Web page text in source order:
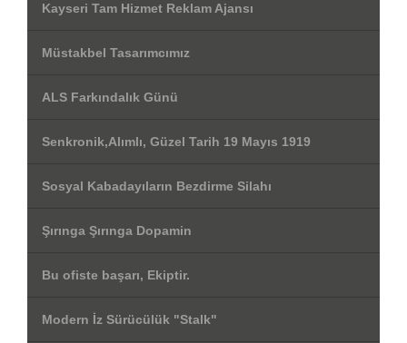
Kayseri Tam Hizmet Reklam Ajansı
Müstakbel Tasarımcımız
ALS Farkındalık Günü
Senkronik,Alımlı, Güzel Tarih 19 Mayıs 1919
Sosyal Kabadayıların Bezdirme Silahı
Şırınga Şırınga Dopamin
Bu ofiste başarı, Ekiptir.
Modern İz Sürücülük "Stalk"